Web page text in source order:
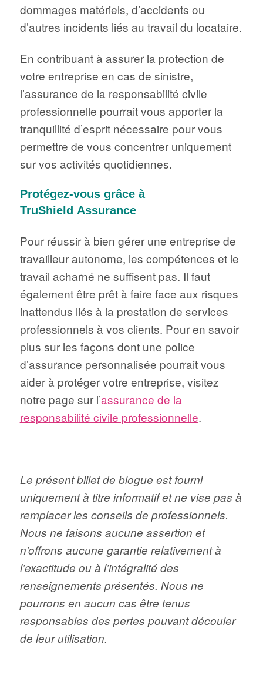
dommages matériels, d’accidents ou
d’autres incidents liés au travail du locataire.
En contribuant à assurer la protection de
votre entreprise en cas de sinistre,
l’assurance de la responsabilité civile
professionnelle pourrait vous apporter la
tranquillité d’esprit nécessaire pour vous
permettre de vous concentrer uniquement
sur vos activités quotidiennes.
Protégez-vous grâce à
TruShield Assurance
Pour réussir à bien gérer une entreprise de
travailleur autonome, les compétences et le
travail acharné ne suffisent pas. Il faut
également être prêt à faire face aux risques
inattendus liés à la prestation de services
professionnels à vos clients. Pour en savoir
plus sur les façons dont une police
d’assurance personnalisée pourrait vous
aider à protéger votre entreprise, visitez
notre page sur l’assurance de la
responsabilité civile professionnelle.
Le présent billet de blogue est fourni
uniquement à titre informatif et ne vise pas à
remplacer les conseils de professionnels.
Nous ne faisons aucune assertion et
n’offrons aucune garantie relativement à
l’exactitude ou à l’intégralité des
renseignements présentés. Nous ne
pourrons en aucun cas être tenus
responsables des pertes pouvant découler
de leur utilisation.